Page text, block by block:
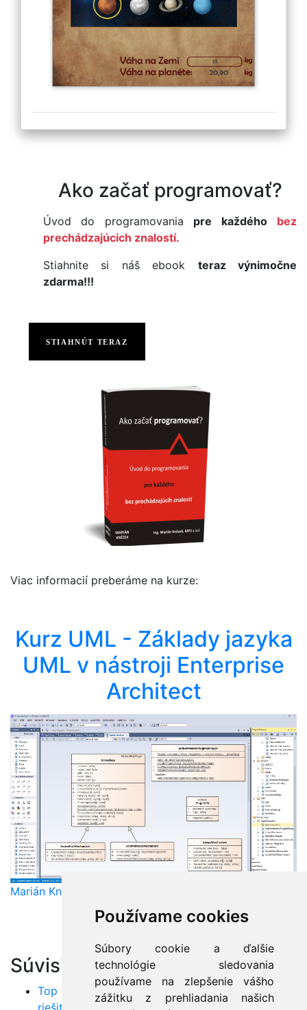
Používame cookies
Súbory cookie a ďalšie
technológie sledovania
používame na zlepšenie vášho
zážitku z prehliadania našich
Ako začať programovať?
Úvod do programovania pre každého
bez
prechádzajúcich znalostí.
Stiahnite si náš ebook teraz výnimočne
zdarma!!!
STIAHNÚT TERAZ
Viac informacií preberáme na kurze:
Kurz UML - Základy jazyka
UML v nástroji Enterprise
Architect
Marián Knězek
Súvisiace články:
Top chyby v Jave: Poznáte ich všetky a viete ich